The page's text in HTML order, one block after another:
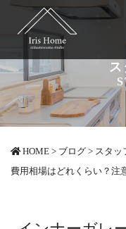
ス
HOME > ブログ > スタッ
費用相場はどれくらい？注